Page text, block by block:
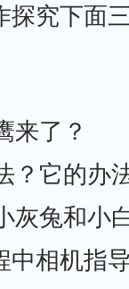
探究下面
来了？
？它的办
灰兔和小
中相机指